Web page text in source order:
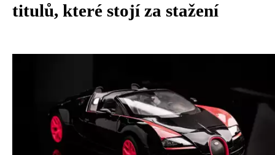
titulů, které stojí za stažení